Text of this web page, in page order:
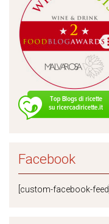
Facebook
[custom-facebook-feed]